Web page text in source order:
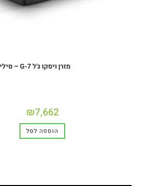
מזרן ויסקו ג'ל G-7 – סילי
₪7,662
הוספה לסל